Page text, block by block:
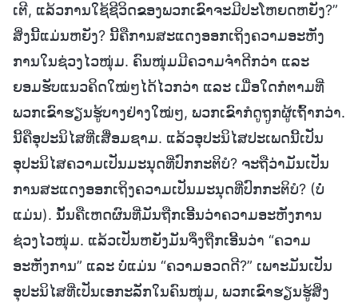
ເຕີ, ແລ້ວການໃຊ້ຊີວິດຂອງພວກເຂົາຈະມີປະໂຫຍດຫຍັງ?”
ສິ່ງນີ້ແມ່ນຫຍັງ? ນີ້ຄືການສະແດງອອກເຖິງຄວາມອະຫັງ
ການໃນຊ່ວງໄວໜຸ່ມ. ຄົນໜຸ່ມມີຄວາມຈຳດີກວ່າ ແລະ
ຍອມຮັບແນວຄິດໃໝ່ໆໄດ້ໄວກວ່າ ແລະ ເມື່ອໃດກໍຕາມທີ່
ພວກເຂົາຮຽນຮູ້ບາງຢ່າງໃໝ່ໆ, ພວກເຂົາກໍດູຖູກຜູ້ເຖົ້າກວ່າ.
ນີ້ຄືອຸປະນິໄສທີ່ເສື່ອມຊາມ. ແລ້ວອຸປະນິໄສປະເພດນີ້ເປັນ
ອຸປະນິໄສຄວາມເປັນມະນຸດທີ່ປົກກະຕິບໍ? ຈະຖືວ່າມັນເປັນ
ການສະແດງອອກເຖິງຄວາມເປັນມະນຸດທີ່ປົກກະຕິບໍ? (ບໍ່
ແມ່ນ). ນັ້ນຄືເຫດຜົນທີ່ມັນຖືກເອີ້ນວ່າຄວາມອະຫັງການ
ຊ່ວງໄວໜຸ່ມ. ແລ້ວເປັນຫຍັງມັນຈຶ່ງຖືກເອີ້ນວ່າ “ຄວາມ
ອະຫັງການ” ແລະ ບໍ່ແມ່ນ “ຄວາມອວດດີ?” ເພາະມັນເປັນ
ອຸປະນິໄສທີ່ເປັນເອກະລັກໃນຄົນໜຸ່ມ, ພວກເຂົາຮຽນຮູ້ສິ່ງ